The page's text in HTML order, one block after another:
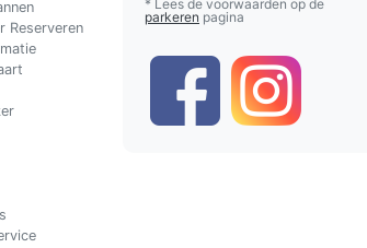
Reserveren
* Lees de voorwaarden op de
parkeren pagina